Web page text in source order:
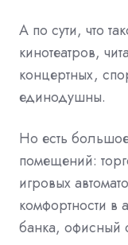
А по сути, что
кинотеатров,
концертных,
единодушны.
Но есть
помещений:
игровых
комфортности в
банка, офисный